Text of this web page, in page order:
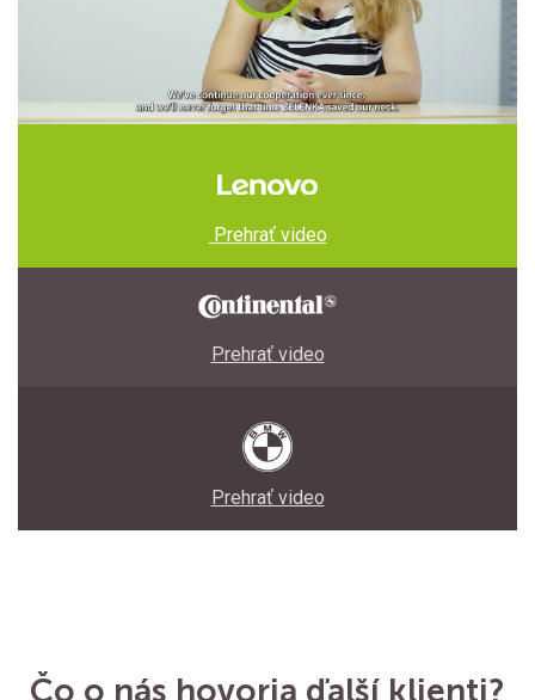
‌ Prehrať video
Prehrať video
Prehrať video
Čo o nás hovoria ďalší klienti?